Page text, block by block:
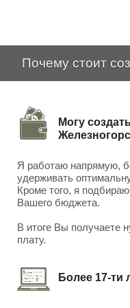
Почему стоит
Могу
Я работаю напрямую,
удерживать
Кроме того, я
Вашего бюджета.
В итоге Вы получаете
плату.
Более 17-ти